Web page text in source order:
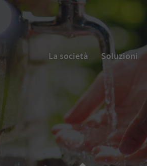
La società Soluzioni